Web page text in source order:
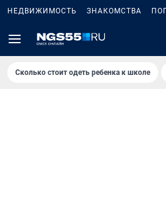
НЕДВИЖИМОСТЬ ЗНАКОМСТВА
Сколько стоит одеть ребенка к школе